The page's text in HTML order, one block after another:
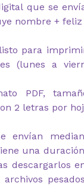
que se
nombre +
para
(lunes a
PDF,
2 letras por
envían
una
descargarlos